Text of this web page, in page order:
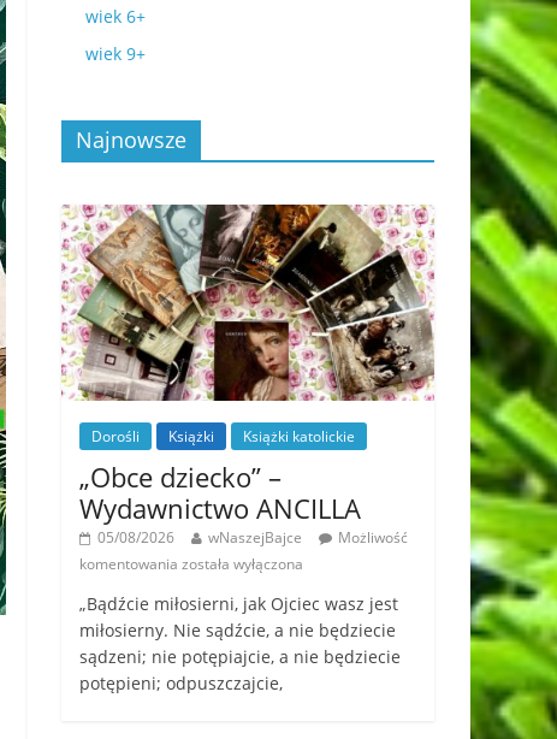
wiek 6+
wiek 9+
Najnowsze
Dorośli Książki Książki katolickie
„Obce dziecko” –
Wydawnictwo ANCILLA
05/08/2026 wNaszejBajce
Możliwość
komentowania została wyłączona
„Bądźcie miłosierni, jak Ojciec wasz jest
miłosierny. Nie sądźcie, a nie będziecie
sądzeni; nie potępiajcie, a nie będziecie
potępieni; odpuszczajcie,